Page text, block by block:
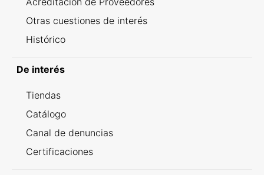
Otras cuestiones de interés
Histórico
De interés
Tiendas
Catálogo
Canal de denuncias
Certificaciones